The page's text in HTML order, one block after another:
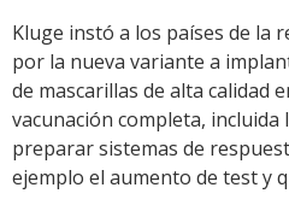
Kluge instó a los países de la
por la nueva variante a
de mascarillas de alta calidad
vacunación completa, incluida
preparar sistemas de
ejemplo el aumento de test y